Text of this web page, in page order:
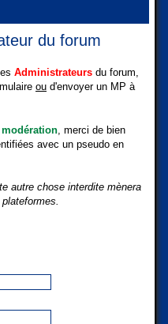
du forum
Administrateurs du forum,
ou d'envoyer un MP à
modération, merci de bien
avec un pseudo en
autre chose interdite mènera